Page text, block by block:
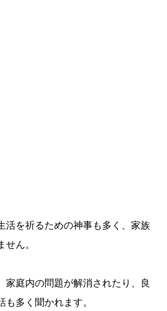
活を祈るための神事も多く、家族
ん。
家庭内の問題が解消されたり、良
も多く聞かれます。